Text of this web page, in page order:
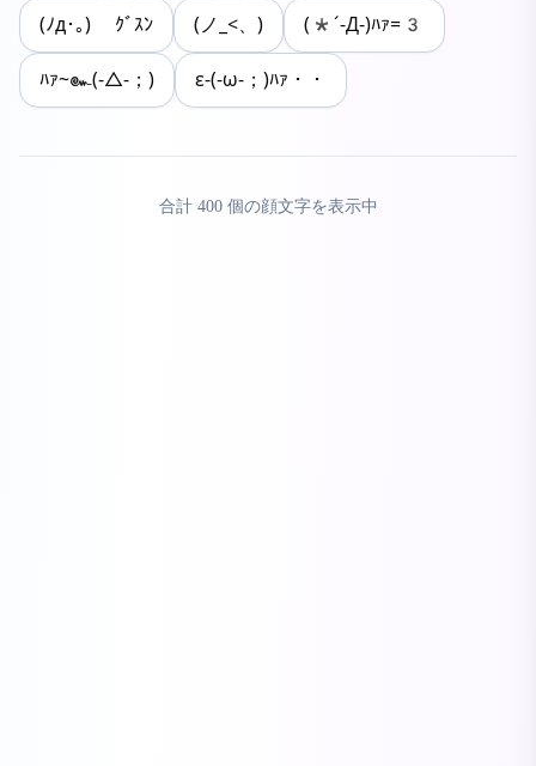
(ﾉд･｡) ｸﾞｽﾝ (ノ_<、) (*´-Д-)ﾊｧ=3
ﾊｧ~๛(-△-；) ε-(‐ω‐；)ﾊｧ・・
合計 400個の顔文字を表示中